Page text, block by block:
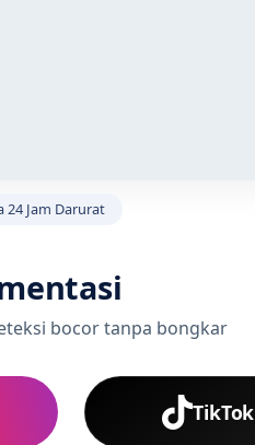
24 Jam Darurat
bocor tanpa bongkar
TikTok